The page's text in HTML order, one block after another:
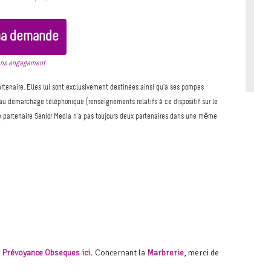
Prévoyance Obsèques ici. Concernant la Marbrerie, merci de